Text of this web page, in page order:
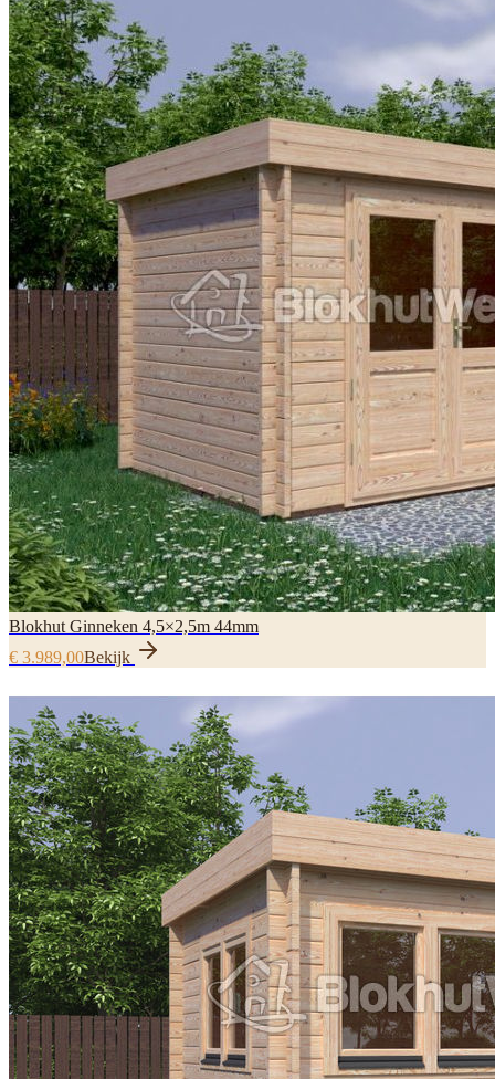
Blokhut Ginneken 4,5×2,5m 44mm
€ 3.989,00Bekijk